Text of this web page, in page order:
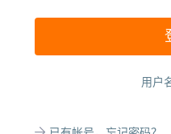
用户